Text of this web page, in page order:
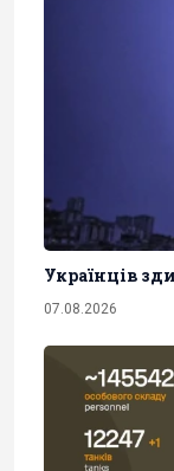
Українців
07.08.2026